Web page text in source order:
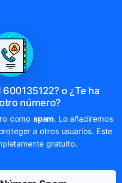
o ¿Te ha
número?
como spam. Lo añadiremos
a otros usuarios. Este
gratuito.